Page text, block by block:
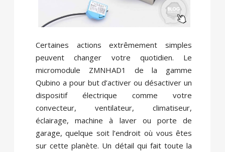
Certaines actions extrêmement simples
peuvent changer votre quotidien. Le
micromodule ZMNHAD1 de la gamme
Qubino a pour but d’activer ou désactiver un
dispositif électrique comme votre
convecteur, ventilateur, climatiseur,
éclairage, machine à laver ou porte de
garage, quelque soit l’endroit où vous êtes
sur cette planète. Un détail qui fait toute la